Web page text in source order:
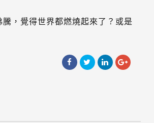
，覺得世界都燃燒起來了？或是